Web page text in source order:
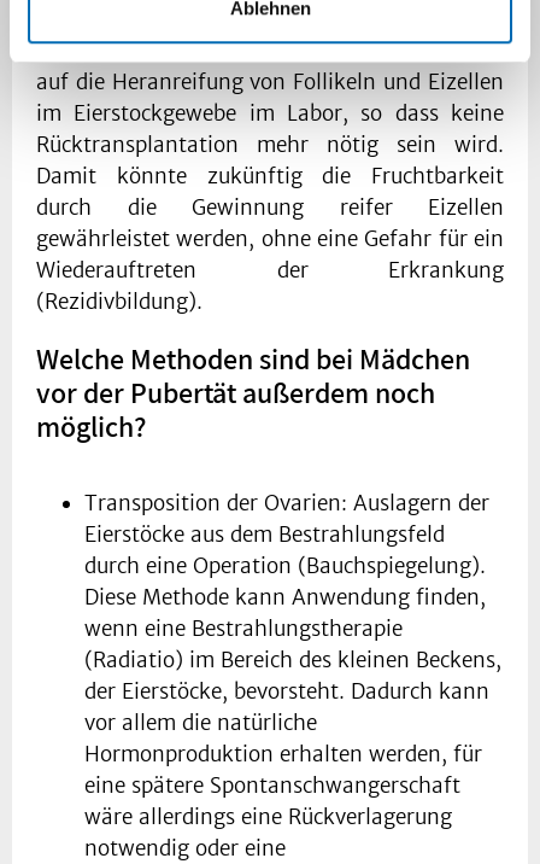
Ablehnen
von Eierstockgewebe erfolgen - aktuelle
internationale Forschungsbemühungen zielen
auf die Heranreifung von Follikeln und Eizellen
im Eierstockgewebe im Labor, so dass keine
Rücktransplantation mehr nötig sein wird.
Damit könnte zukünftig die Fruchtbarkeit
durch die Gewinnung reifer Eizellen
gewährleistet werden, ohne eine Gefahr für ein
Wiederauftreten der Erkrankung
(Rezidivbildung).
Welche Methoden sind bei Mädchen
vor der Pubertät außerdem noch
möglich?
Transposition der Ovarien: Auslagern der
Eierstöcke aus dem Bestrahlungsfeld
durch eine Operation (Bauchspiegelung).
Diese Methode kann Anwendung finden,
wenn eine Bestrahlungstherapie
(Radiatio) im Bereich des kleinen Beckens,
der Eierstöcke, bevorsteht. Dadurch kann
vor allem die natürliche
Hormonproduktion erhalten werden, für
eine spätere Spontanschwangerschaft
wäre allerdings eine Rückverlagerung
notwendig oder eine